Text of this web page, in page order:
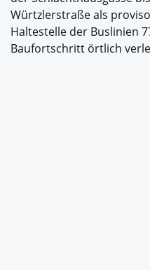
Würtzlerstraße als
Haltestelle der Buslinien
Baufortschritt örtlich